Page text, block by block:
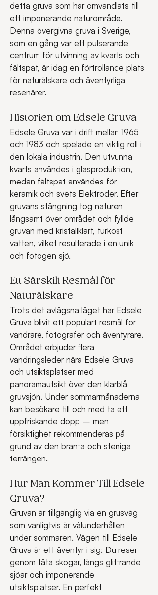
detta gruva som har omvandlats till
ett imponerande naturområde.
Denna övergivna gruva i Sverige,
som en gång var ett pulserande
centrum för utvinning av kvarts och
fältspat, är idag en förtrollande plats
för naturälskare och äventyrliga
resenärer.
Historien om Edsele Gruva
Edsele Gruva var i drift mellan 1965
och 1983 och spelade en viktig roll i
den lokala industrin. Den utvunna
kvarts användes i glasproduktion,
medan fältspat användes för
keramik och svets Elektroder. Efter
gruvans stängning tog naturen
långsamt över området och fyllde
gruvan med kristallklart, turkost
vatten, vilket resulterade i en unik
och fotogen sjö.
Ett Särskilt Resmål för
Naturälskare
Trots det avlägsna läget har Edsele
Gruva blivit ett populärt resmål för
vandrare, fotografer och äventyrare.
Området erbjuder flera
vandringsleder nära Edsele Gruva
och utsiktsplatser med
panoramautsikt över den klarblå
gruvsjön. Under sommarmånaderna
kan besökare till och med ta ett
uppfriskande dopp – men
försiktighet rekommenderas på
grund av den branta och steniga
terrängen.
Hur Man Kommer Till Edsele
Gruva?
Gruvan är tillgänglig via en grusväg
som vanligtvis är välunderhållen
under sommaren. Vägen till Edsele
Gruva är ett äventyr i sig: Du reser
genom täta skogar, längs glittrande
sjöar och imponerande
utsiktsplatser. En perfekt